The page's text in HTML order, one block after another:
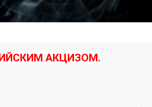
АКЦИЗОМ.